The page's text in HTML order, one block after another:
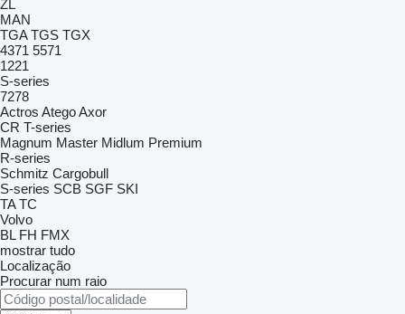
ZL
MAN
TGA TGS TGX
4371 5571
1221
S-series
7278
Actros AtegoAxor
CR T-series
Magnum Master Midlum Premium
R-series
Schmitz Cargobull
S-series SCB SGF SKI
TA TC
Volvo
BL FH FMX
mostrar tudo
Localização
Procurar num raio